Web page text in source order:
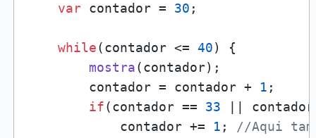
var contador = 30 ;
while(contador <= 40) {
mostra(contador);
        contador = contador +
1 ;
if(contador == 33 ||
            contador +=
1 ; //Aqui